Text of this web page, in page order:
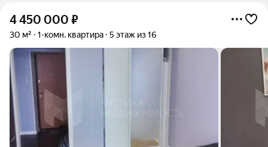
4 450 000 ₽
30 м² 1-комн. квартира 5 этаж из 16